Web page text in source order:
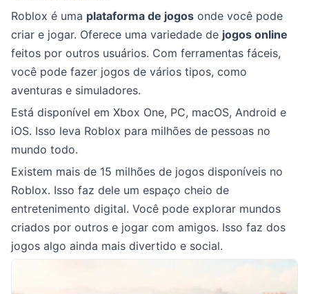
Roblox é uma plataforma de jogos onde você pode
criar e jogar. Oferece uma variedade de jogos online
feitos por outros usuários. Com ferramentas fáceis,
você pode fazer jogos de vários tipos, como
aventuras e simuladores.
Está disponível em Xbox One, PC, macOS, Android e
iOS. Isso leva Roblox para milhões de pessoas no
mundo todo.
Existem mais de 15 milhões de jogos disponíveis no
Roblox. Isso faz dele um espaço cheio de
entretenimento digital. Você pode explorar mundos
criados por outros e jogar com amigos. Isso faz dos
jogos algo ainda mais divertido e social.